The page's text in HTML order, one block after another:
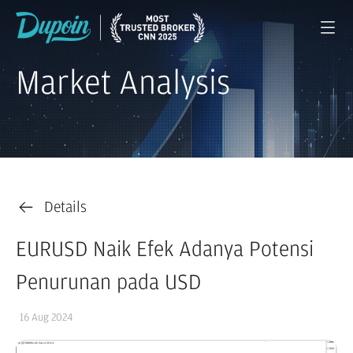
Market Analysis
Details
EURUSD Naik Efek Adanya Potensi
Penurunan pada USD
16 Aug 2024